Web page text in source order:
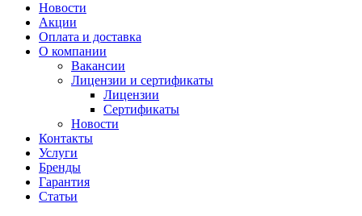
Новости
Акции
Оплата и доставка
О компании
Вакансии
Лицензии и сертификаты
Лицензии
Сертификаты
Новости
Контакты
Услуги
Бренды
Гарантия
Статьи